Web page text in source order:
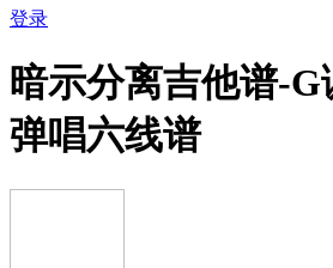
登录
暗示分离吉他谱-
弹唱六线谱